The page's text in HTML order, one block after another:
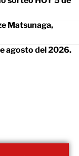
Matsunaga,
agosto del 2026.